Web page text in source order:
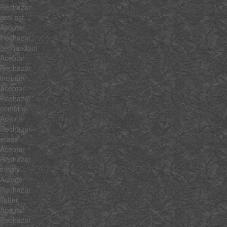
Rechazar
getLast
Aceptar
Rechazar
getRandom
Aceptar
Rechazar
include
Aceptar
Rechazar
combine
Aceptar
Rechazar
erase
Aceptar
Rechazar
empty
Aceptar
Rechazar
flatten
Aceptar
Rechazar